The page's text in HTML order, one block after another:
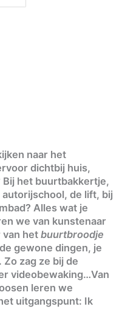
naar het
dichtbij huis,
het buurtbakkertje,
de lift, bij
Alles wat je
we van kunstenaar
van het buurtbroodje
gewone dingen, je
zag ze bij de
videobewaking…Van
leren we
uitgangspunt: Ik